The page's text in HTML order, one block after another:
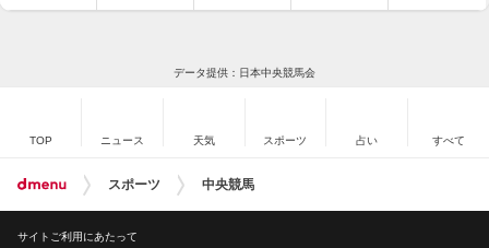
データ提供：日本中央競馬会
TOP ニュース 天気 スポーツ 占い すべて
スポーツ 中央競馬
サイトご利用にあたって